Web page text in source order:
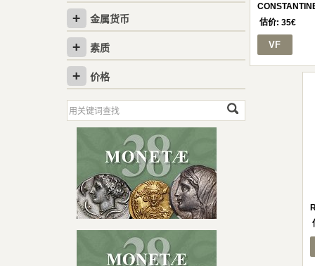
金属货币
素质
价格
估价:35€
VF